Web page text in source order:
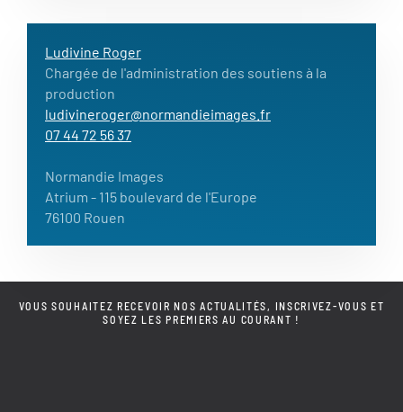
Ludivine Roger
Chargée de l'administration des soutiens à la
production
ludivineroger@normandieimages.fr
07 44 72 56 37
Normandie Images
Atrium - 115 boulevard de l'Europe
76100 Rouen
VOUS SOUHAITEZ RECEVOIR NOS ACTUALITÉS, INSCRIVEZ-VOUS ET
SOYEZ LES PREMIERS AU COURANT !